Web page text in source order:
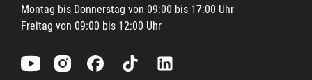
Montag bis Donnerstag von 09:00 bis 17:00 Uhr
Freitag von 09:00 bis 12:00 Uhr